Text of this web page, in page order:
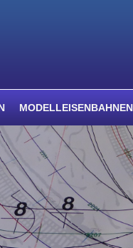
MODELLEISENBAHNEN